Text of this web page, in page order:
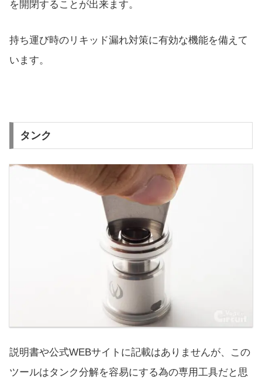
を開閉することが出来ます。
持ち運び時のリキッド漏れ対策に有効な機能を備えて
います。
タンク
説明書や公式WEBサイトに記載はありませんが、この
ツールはタンク分解を容易にする為の専用工具だと思